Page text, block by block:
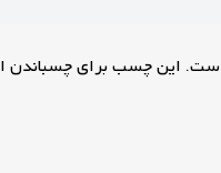
شده است. این چسب برای